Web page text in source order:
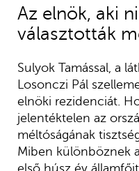
Az elnök, aki
választották
Sulyok Tamással, a
Losonczi Pál
elnöki rezidenciát.
jelentéktelen az
méltóságának
Miben különböznek